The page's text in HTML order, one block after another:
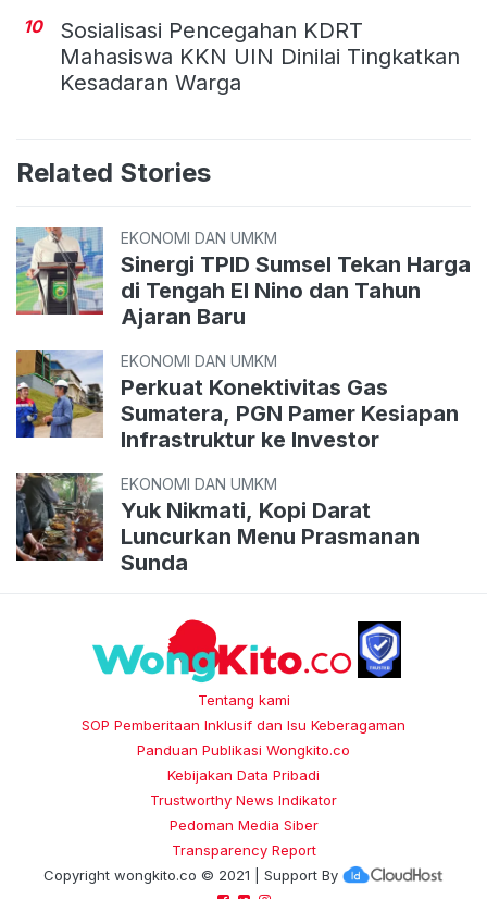
10
Sosialisasi Pencegahan KDRT
Mahasiswa KKN UIN Dinilai Tingkatkan
Kesadaran Warga
Related Stories
EKONOMI DAN UMKM
Sinergi TPID Sumsel Tekan Harga
di Tengah El Nino dan Tahun
Ajaran Baru
EKONOMI DAN UMKM
Perkuat Konektivitas Gas
Sumatera, PGN Pamer Kesiapan
Infrastruktur ke Investor
EKONOMI DAN UMKM
Yuk Nikmati, Kopi Darat
Luncurkan Menu Prasmanan
Sunda
Tentang kami
SOP Pemberitaan Inklusif dan Isu Keberagaman
Panduan Publikasi Wongkito.co
Kebijakan Data Pribadi
Trustworthy News Indikator
Pedoman Media Siber
Transparency Report
Copyright wongkito.co © 2021 | Support By